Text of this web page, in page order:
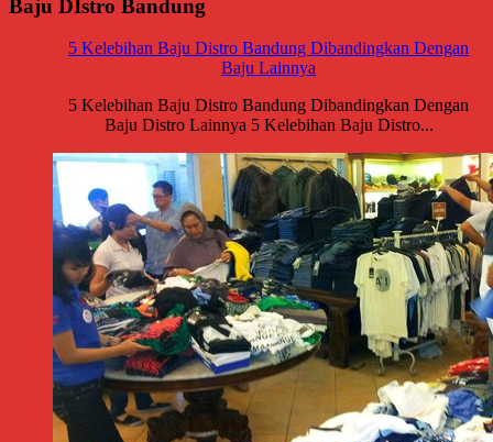
Baju DIstro Bandung
5 Kelebihan Baju Distro Bandung Dibandingkan Dengan
Baju Lainnya
5 Kelebihan Baju Distro Bandung Dibandingkan Dengan
Baju Distro Lainnya 5 Kelebihan Baju Distro...